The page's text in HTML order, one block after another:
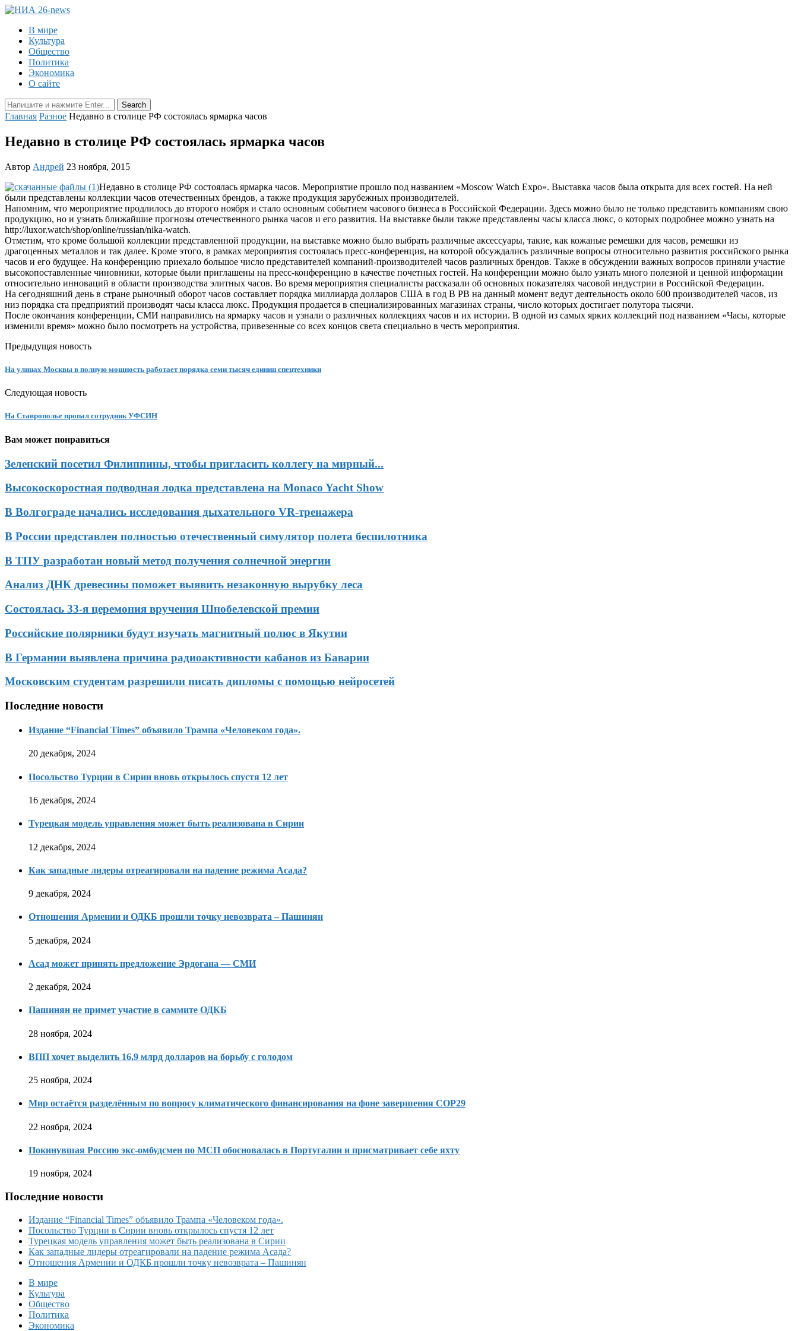
В мире
Культура
Общество
Политика
Экономика
О сайте
Главная Разное Недавно в столице РФ состоялась ярмарка часов
Недавно в столице РФ состоялась ярмарка часов
Автор Андрей 23 ноября, 2015
Недавно в столице РФ состоялась ярмарка часов. Мероприятие прошло под названием «Moscow Watch Expo». Выставка часов была открыта для всех гостей. На ней
были представлены коллекции часов отечественных брендов, а также продукция зарубежных производителей.
Напомним, что мероприятие продлилось до второго ноября и стало основным событием часового бизнеса в Российской Федерации. Здесь можно было не только представить компаниям свою
продукцию, но и узнать ближайшие прогнозы отечественного рынка часов и его развития. На выставке были также представлены часы класса люкс, о которых подробнее можно узнать на
http://luxor.watch/shop/online/russian/nika-watch.
Отметим, что кроме большой коллекции представленной продукции, на выставке можно было выбрать различные аксессуары, такие, как кожаные ремешки для часов, ремешки из
драгоценных металлов и так далее. Кроме этого, в рамках мероприятия состоялась пресс-конференция, на которой обсуждались различные вопросы относительно развития российского рынка
часов и его будущее. На конференцию приехало большое число представителей компаний-производителей часов различных брендов. Также в обсуждении важных вопросов приняли участие
высокопоставленные чиновники, которые были приглашены на пресс-конференцию в качестве почетных гостей. На конференции можно было узнать много полезной и ценной информации
относительно инноваций в области производства элитных часов. Во время мероприятия специалисты рассказали об основных показателях часовой индустрии в Российской Федерации.
На сегодняшний день в стране рыночный оборот часов составляет порядка миллиарда долларов США в год В РВ на данный момент ведут деятельность около 600 производителей часов, из
низ порядка ста предприятий производят часы класса люкс. Продукция продается в специализированных магазинах страны, число которых достигает полутора тысячи.
После окончания конференции, СМИ направились на ярмарку часов и узнали о различных коллекциях часов и их истории. В одной из самых ярких коллекций под названием «Часы, которые
изменили время» можно было посмотреть на устройства, привезенные со всех концов света специально в честь мероприятия.
Предыдущая новость
На улицах Москвы в полную мощность работает порядка семи тысяч единиц спецтехники
Следующая новость
На Ставрополье пропал сотрудник УФСИН
Вам может понравиться
Зеленский посетил Филиппины, чтобы пригласить коллегу на мирный...
Высокоскоростная подводная лодка представлена на Monaco Yacht Show
В Волгограде начались исследования дыхательного VR-тренажера
В России представлен полностью отечественный симулятор полета беспилотника
В ТПУ разработан новый метод получения солнечной энергии
Анализ ДНК древесины поможет выявить незаконную вырубку леса
Состоялась 33-я церемония вручения Шнобелевской премии
Российские полярники будут изучать магнитный полюс в Якутии
В Германии выявлена причина радиоактивности кабанов из Баварии
Московским студентам разрешили писать дипломы с помощью нейросетей
Последние новости
Издание “Financial Times” объявило Трампа «Человеком года».
20 декабря, 2024
Посольство Турции в Сирии вновь открылось спустя 12 лет
16 декабря, 2024
Турецкая модель управления может быть реализована в Сирии
12 декабря, 2024
Как западные лидеры отреагировали на падение режима Асада?
9 декабря, 2024
Отношения Армении и ОДКБ прошли точку невозврата – Пашинян
5 декабря, 2024
Асад может принять предложение Эрдогана — СМИ
2 декабря, 2024
Пашинян не примет участие в саммите ОДКБ
28 ноября, 2024
ВПП хочет выделить 16,9 млрд долларов на борьбу с голодом
25 ноября, 2024
Мир остаётся разделённым по вопросу климатического финансирования на фоне завершения COP29
22 ноября, 2024
Покинувшая Россию экс-омбудсмен по МСП обосновалась в Португалии и присматривает себе яхту
19 ноября, 2024
Последние новости
Издание “Financial Times” объявило Трампа «Человеком года».
Посольство Турции в Сирии вновь открылось спустя 12 лет
Турецкая модель управления может быть реализована в Сирии
Как западные лидеры отреагировали на падение режима Асада?
Отношения Армении и ОДКБ прошли точку невозврата – Пашинян
В мире
Культура
Общество
Политика
Экономика